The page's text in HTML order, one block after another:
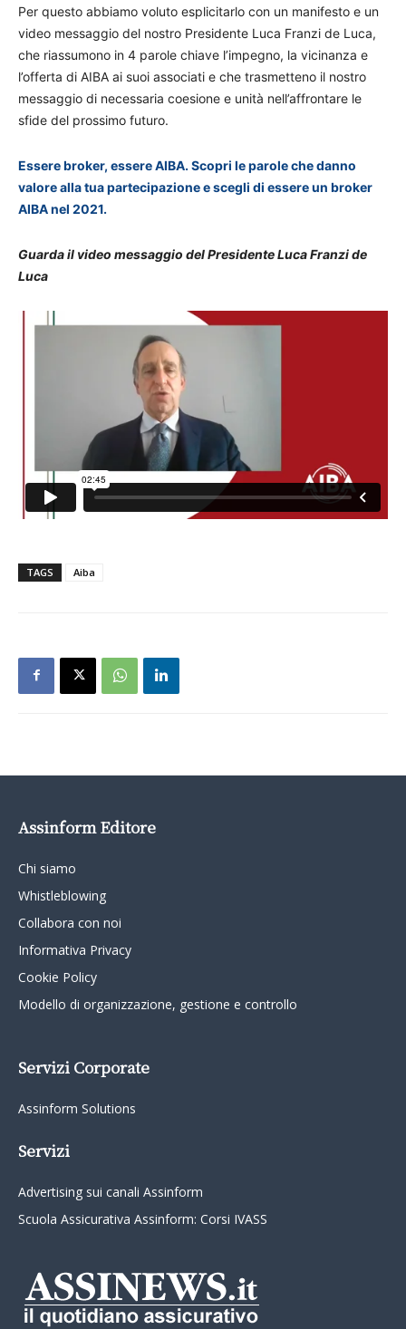
Per questo abbiamo voluto esplicitarlo con un manifesto e un
video messaggio del nostro Presidente Luca Franzi de Luca,
che riassumono in 4 parole chiave l’impegno, la vicinanza e
l’offerta di AIBA ai suoi associati e che trasmetteno il nostro
messaggio di necessaria coesione e unità nell’affrontare le
sfide del prossimo futuro.
Essere broker, essere AIBA. Scopri le parole che danno
valore alla tua partecipazione e scegli di essere un broker
AIBA nel 2021.
Guarda il video messaggio del Presidente Luca Franzi de
Luca
TAGS Aiba
Assinform Editore
Chi siamo
Whistleblowing
Collabora con noi
Informativa Privacy
Cookie Policy
Modello di organizzazione, gestione e controllo
Servizi Corporate
Assinform Solutions
Servizi
Advertising sui canali Assinform
Scuola Assicurativa Assinform: Corsi IVASS